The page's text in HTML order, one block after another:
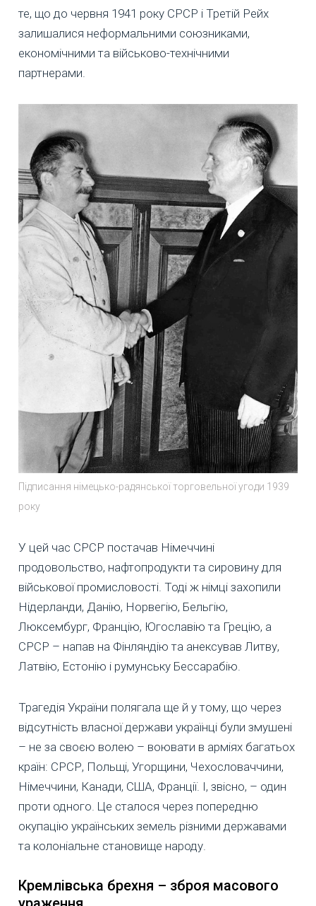
те, що до червня 1941 року СРСР і Третій Рейх
залишалися неформальними союзниками,
економічними та військово-технічними
партнерами.
Підписання німецько-радянської торговельної угоди 1939
року
У цей час СРСР постачав Німеччині
продовольство, нафтопродукти та сировину для
військової промисловості. Тоді ж німці захопили
Нідерланди, Данію, Норвегію, Бельгію,
Люксембург, Францію, Югославію та Грецію, а
СРСР – напав на Фінляндію та анексував Литву,
Латвію, Естонію і румунську Бессарабію.
Трагедія України полягала ще й у тому, що через
відсутність власної держави українці були змушені
– не за своєю волею – воювати в арміях багатьох
країн: СРСР, Польщі, Угорщини, Чехословаччини,
Німеччини, Канади, США, Франції. І, звісно, – один
проти одного. Це сталося через попередню
окупацію українських земель різними державами
та колоніальне становище народу.
Кремлівська брехня – зброя масового